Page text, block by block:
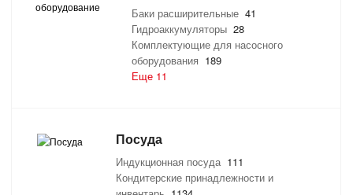
Баки расширительные 41
Гидроаккумуляторы 28
Комплектующие для насосного
оборудования 189
Еще 11
Посуда
Индукционная посуда 111
Кондитерские принадлежности и